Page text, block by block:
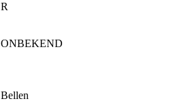
R
ONBEKEND
Bellen